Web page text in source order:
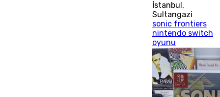
İstanbul ,
Sultangazi
sonic frontiers
nintendo switch
oyunu